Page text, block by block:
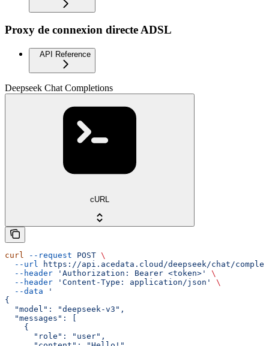
Proxy de connexion directe ADSL
API Reference
Deepseek Chat Completions
cURL
curl --request POST \
  --url
https://api.acedata.cloud/deepseek/chat/
  --header
'Authorization: Bearer <token>'
\
  --header
'Content-Type: application/json'
\
  --data
'
{
  "model": "deepseek-v3",
  "messages": [
    {
      "role": "user",